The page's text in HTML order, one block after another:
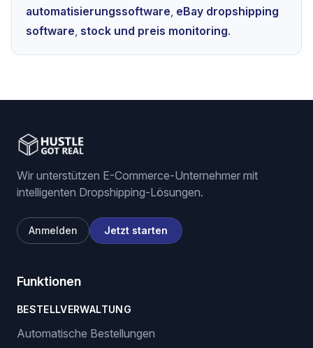
automatisierungssoftware eBay dropshipping
software stock und preis monitoring.
Wir unterstützen E-Commerce-Unternehmer mit
intelligenten Dropshipping-Lösungen.
Anmelden Jetzt starten
Funktionen
BESTELLVERWALTUNG
Automatische Bestellungen